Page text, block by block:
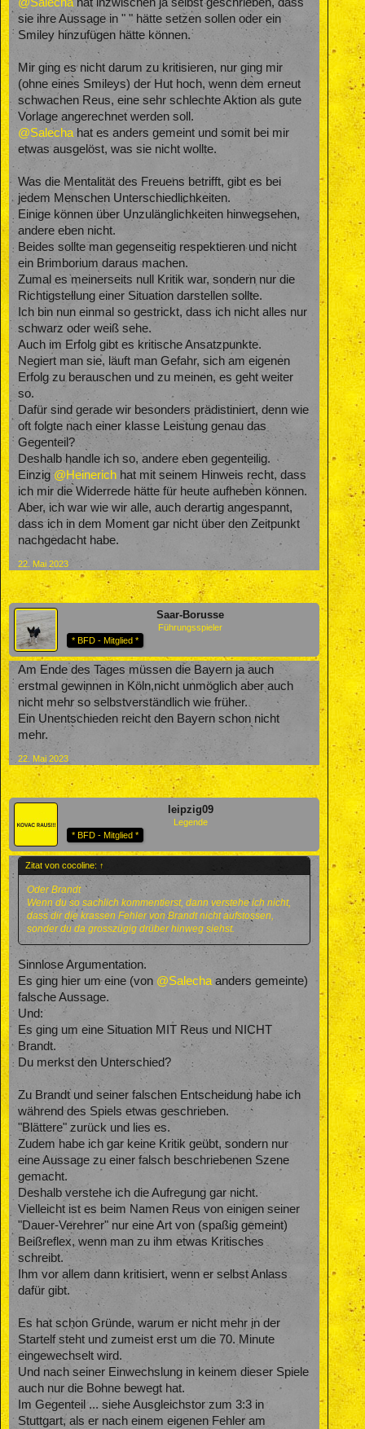
sie ihre Aussage in " " hätte setzen sollen oder ein
Smiley hinzufügen hätte können.
Mir ging es nicht darum zu kritisieren, nur ging mir
(ohne eines Smileys) der Hut hoch, wenn dem erneut
schwachen Reus, eine sehr schlechte Aktion als gute
Vorlage angerechnet werden soll.
@Salecha hat es anders gemeint und somit bei mir
etwas ausgelöst, was sie nicht wollte.
Was die Mentalität des Freuens betrifft, gibt es bei
jedem Menschen Unterschiedlichkeiten.
Einige können über Unzulänglichkeiten hinwegsehen,
andere eben nicht.
Beides sollte man gegenseitig respektieren und nicht
ein Brimborium daraus machen.
Zumal es meinerseits null Kritik war, sondern nur die
Richtigstellung einer Situation darstellen sollte.
Ich bin nun einmal so gestrickt, dass ich nicht alles nur
schwarz oder weiß sehe.
Auch im Erfolg gibt es kritische Ansatzpunkte.
Negiert man sie, läuft man Gefahr, sich am eigenen
Erfolg zu berauschen und zu meinen, es geht weiter
so.
Dafür sind gerade wir besonders prädistiniert, denn wie
oft folgte nach einer klasse Leistung genau das
Gegenteil?
Deshalb handle ich so, andere eben gegenteilig.
Einzig@Heinerich hat mit seinem Hinweis recht, dass
ich mir die Widerrede hätte für heute aufheben können.
Aber, ich war wie wir alle, auch derartig angespannt,
dass ich in dem Moment gar nicht über den Zeitpunkt
nachgedacht habe.
22. Mai 2023
Saar-Borusse
Führungsspieler
* BFD - Mitglied *
Am Ende des Tages müssen die Bayern ja auch
erstmal gewinnen in Köln,nicht unmöglich aber auch
nicht mehr so selbstverständlich wie früher.
Ein Unentschieden reicht den Bayern schon nicht
mehr.
22. Mai 2023
leipzig09
Legende
* BFD - Mitglied *
Zitat von cocoline: ↑
Oder Brandt
Wenn du so sachlich kommentierst, dann verstehe ich nicht,
dass dir die krassen Fehler von Brandt nicht aufstossen,
sonder du da grosszügig drüber hinweg siehst.
Sinnlose Argumentation.
Es ging hier um eine (von @Salechaanders gemeinte)
falsche Aussage.
Und:
Es ging um eine Situation MIT Reus und NICHT
Brandt.
Du merkst den Unterschied?
Zu Brandt und seiner falschen Entscheidung habe ich
während des Spiels etwas geschrieben.
"Blättere" zurück und lies es.
Zudem habe ich gar keine Kritik geübt, sondern nur
eine Aussage zu einer falsch beschriebenen Szene
gemacht.
Deshalb verstehe ich die Aufregung gar nicht.
Vielleicht ist es beim Namen Reus von einigen seiner
"Dauer-Verehrer" nur eine Art von (spaßig gemeint)
Beißreflex, wenn man zu ihm etwas Kritisches
schreibt.
Ihm vor allem dann kritisiert, wenn er selbst Anlass
dafür gibt.
Es hat schon Gründe, warum er nicht mehr in der
Startelf steht und zumeist erst um die 70. Minute
eingewechselt wird.
Und nach seiner Einwechslung in keinem dieser Spiele
auch nur die Bohne bewegt hat.
Im Gegenteil ... siehe Ausgleichstor zum 3:3 in
Stuttgart, als er nach einem eigenen Fehler am